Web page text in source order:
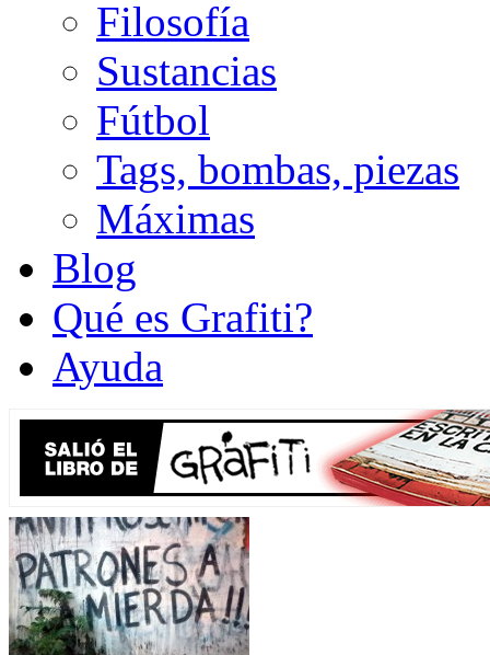
Filosofía
Sustancias
Fútbol
Tags, bombas, piezas
Máximas
Blog
Qué es Grafiti?
Ayuda